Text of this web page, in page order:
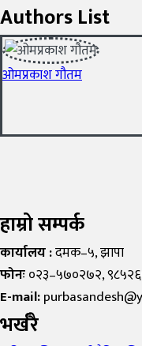
Authors List
ओमप्रकाश गौतम
हाम्रो सम्पर्क
कार्यालय :दमक–५, झापा
फोनः०२३–५७०२७२,
E-mail:
भर्खरै